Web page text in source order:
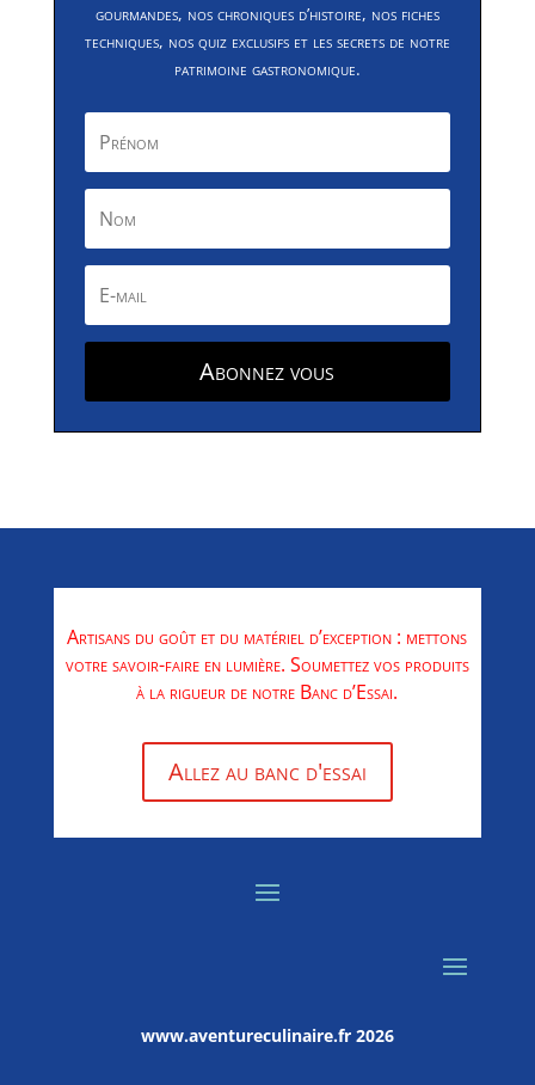
gourmandes, nos chroniques d’histoire, nos fiches
techniques, nos quiz exclusifs et les secrets de notre
patrimoine gastronomique.
Abonnez vous
Artisans du goût et du matériel d’exception : mettons
votre savoir-faire en lumière. Soumettez vos produits
à la rigueur de notre Banc d’Essai.
Allez au banc d'essai
www.aventureculinaire.fr2026